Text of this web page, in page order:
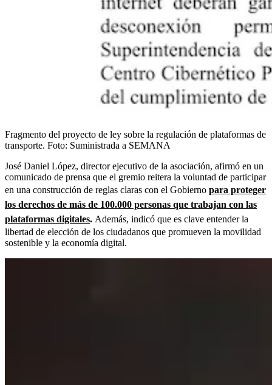
Fragmento del proyecto de ley sobre la regulación de plataformas de
transporte. Foto: Suministrada a SEMANA
José Daniel López, director ejecutivo de la asociación, afirmó en un
comunicado de prensa que el gremio reitera la voluntad de participar
en una construcción de reglas claras con el Gobierno para proteger
los derechos de más de 100.000 personas que trabajan con las
plataformas digitales. Además, indicó que es clave entender la
libertad de elección de los ciudadanos que promueven la movilidad
sostenible y la economía digital.